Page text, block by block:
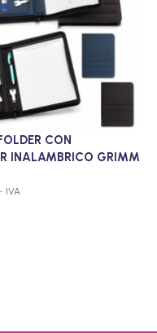
CON
INALAMBRICO GRIMM
IVA